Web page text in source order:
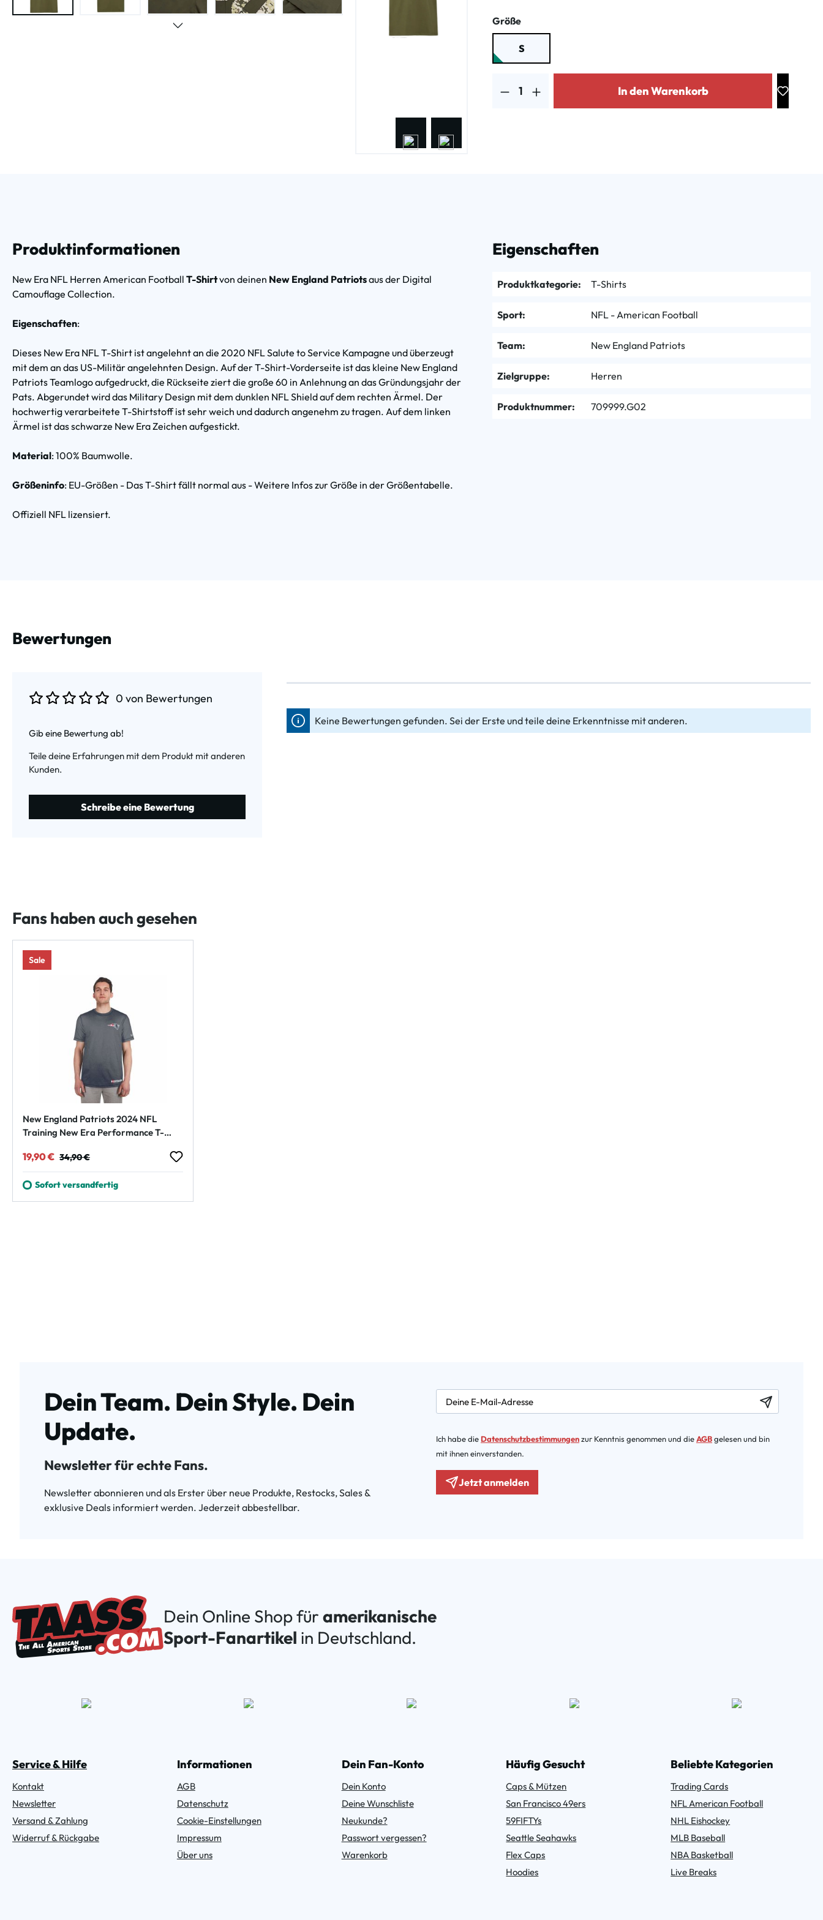
Größeauswählen
S
In den Warenkorb
Produktinformationen
New Era NFL Herren American Football T-Shirtvon deinen New England Patriotsaus der Digital
Camouflage Collection.
Eigenschaften:
Dieses New Era NFL T-Shirt ist angelehnt an die 2020 NFL Salute to Service Kampagne und überzeugt
mit dem an das US-Militär angelehnten Design. Auf der T-Shirt-Vorderseite ist das kleine New England
Patriots Teamlogo aufgedruckt, die Rückseite ziert die große 60 in Anlehnung an das Gründungsjahr der
Pats. Abgerundet wird das Military Design mit dem dunklen NFL Shield auf dem rechten Ärmel. Der
hochwertig verarbeitete T-Shirtstoff ist sehr weich und dadurch angenehm zu tragen. Auf dem linken
Ärmel ist das schwarze New Era Zeichen aufgestickt.
Material: 100% Baumwolle.
Größeninfo: EU-Größen - Das T-Shirt fällt normal aus - Weitere Infos zur Größe in der Größentabelle.
Offiziell NFL lizensiert.
Eigenschaften
Produktkategorie: T-Shirts
Sport: NFL - American Football
Team: New England Patriots
Zielgruppe: Herren
Produktnummer: 709999.G02
Bewertungen
0 von Bewertungen
Gib eine Bewertung ab!
Teile deine Erfahrungen mit dem Produkt mit anderen
Kunden.
Schreibe eine Bewertung
Keine Bewertungen gefunden. Sei der Erste und teile deine Erkenntnisse mit anderen.
Fans haben auch gesehen
Sale
New England Patriots 2024 NFL
Training New Era Performance T-
Verkaufspreis:
19,90 € Regulärer Preis:
34,90 €
Sofort versandfertig
Dein Team. Dein Style. Dein
Update.
Newsletter für echte Fans.
Newsletter abonnieren und als Erster über neue Produkte, Restocks, Sales &
exklusive Deals informiert werden. Jederzeit abbestellbar.
newsletter.labelEmail
Ich habe die Datenschutzbestimmungenzur Kenntnis genommen und dieAGBgelesen und bin
mit ihnen einverstanden.
Jetzt anmelden
Dein Online Shop für amerikanische
Sport-Fanartikel in Deutschland.
Service & Hilfe
Kontakt
Newsletter
Versand & Zahlung
Widerruf & Rückgabe
Informationen
AGB
Datenschutz
Cookie-Einstellungen
Impressum
Über uns
Dein Fan-Konto
Dein Konto
Deine Wunschliste
Neukunde?
Passwort vergessen?
Warenkorb
Häufig Gesucht
Caps & Mützen
San Francisco 49ers
59FIFTYs
Seattle Seahawks
Flex Caps
Hoodies
Beliebte Kategorien
Trading Cards
NFL American Football
NHL Eishockey
MLB Baseball
NBA Basketball
Live Breaks